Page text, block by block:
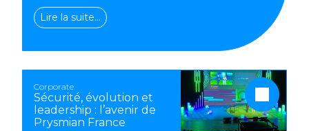
Lire la suite…
Corporate
Sécurité, évolution et
leadership : l’avenir de
Prysmian France